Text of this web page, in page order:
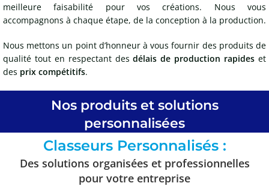
meilleure faisabilité pour vos créations. Nous vous
accompagnons à chaque étape, de la conception à la production.
Nous mettons un point d’honneur à vous fournir des produits de
qualité tout en respectant desdélais de production rapides et
des prix compétitifs.
Nos produits et solutions
personnalisées
Classeurs Personnalisés :
Des solutions organisées et professionnelles
pour votre entreprise